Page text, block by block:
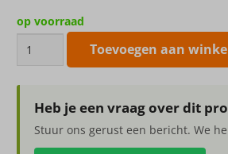
op voorraad
Polly
Skeletplant
75cm
aantal
Toevoegen aan
Heb je een vraag over dit
Stuur ons gerust een bericht. We